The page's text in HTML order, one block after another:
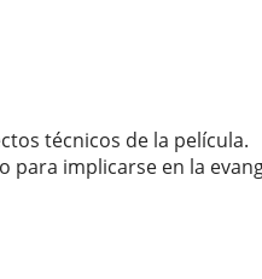
técnicos de la película.
implicarse en la